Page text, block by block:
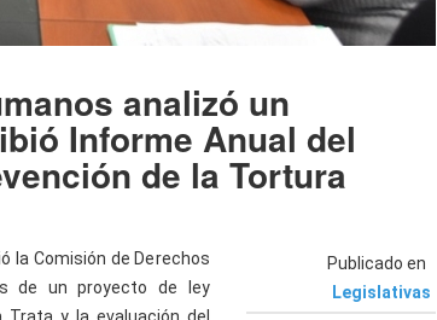
analizó un
Informe Anual del
de la Tortura
Publicado en
Legislativas
la Comisión de Derechos
de un proyecto de ley